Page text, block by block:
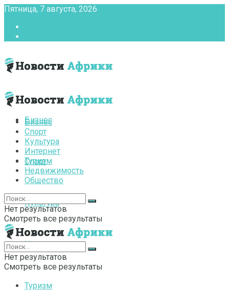
Пятница, 7 августа, 2026
Бизнес
Спорт
Культура
Интернет
Туризм
Бизнес
Спорт
Культура
Интернет
Туризм
Недвижимость
Общество
Нет результатов
Смотреть все результаты
Нет результатов
Смотреть все результаты